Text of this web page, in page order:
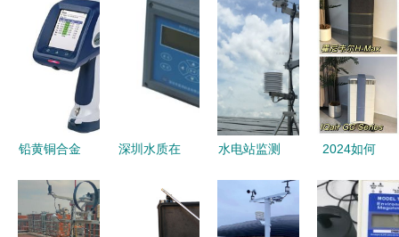
铅黄铜合金
器 高清大
图与环保监
深圳水质在
系统价格、
批发与供应
水电站监测
的协同保障
守护水能源
2024如何
化器才能不
踩坑？除醛